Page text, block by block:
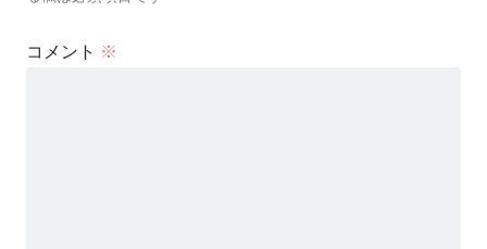
コメント ※